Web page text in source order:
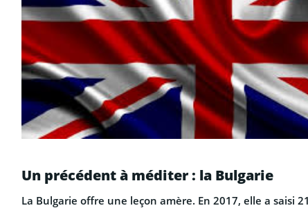
Un précédent à méditer : la Bulgarie
La Bulgarie offre une leçon amère. En 2017, elle a saisi